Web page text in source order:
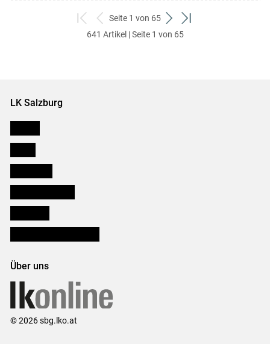
zum
ersten
zurück
zum
Seite 1 von 65
weiter
zum
zum
641 Artikel | Seite 1 von 65
LK Salzburg
Über uns
© 2026 sbg.lko.at